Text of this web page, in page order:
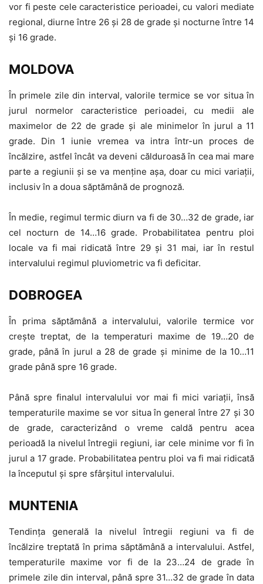
vor fi peste cele caracteristice perioadei, cu valori mediate
regional, diurne între 26 și 28 de grade și nocturne între 14
și 16 grade.
MOLDOVA
În primele zile din interval, valorile termice se vor situa în
jurul normelor caracteristice perioadei, cu medii ale
maximelor de 22 de grade și ale minimelor în jurul a 11
grade. Din 1 iunie vremea va intra într-un proces de
încălzire, astfel încât va deveni călduroasă în cea mai mare
parte a regiunii și se va menține așa, doar cu mici variații,
inclusiv în a doua săptămână de prognoză.
În medie, regimul termic diurn va fi de 30…32 de grade, iar
cel nocturn de 14…16 grade. Probabilitatea pentru ploi
locale va fi mai ridicată între 29 și 31 mai, iar în restul
intervalului regimul pluviometric va fi deficitar.
DOBROGEA
În prima săptămână a intervalului, valorile termice vor
crește treptat, de la temperaturi maxime de 19…20 de
grade, până în jurul a 28 de grade și minime de la 10…11
grade până spre 16 grade.
Până spre finalul intervalului vor mai fi mici variații, însă
temperaturile maxime se vor situa în general între 27 și 30
de grade, caracterizând o vreme caldă pentru acea
perioadă la nivelul întregii regiuni, iar cele minime vor fi în
jurul a 17 grade. Probabilitatea pentru ploi va fi mai ridicată
la începutul și spre sfârșitul intervalului.
MUNTENIA
Tendința generală la nivelul întregii regiuni va fi de
încălzire treptată în prima săptămână a intervalului. Astfel,
temperaturile maxime vor fi de la 23…24 de grade în
primele zile din interval, până spre 31…32 de grade în data